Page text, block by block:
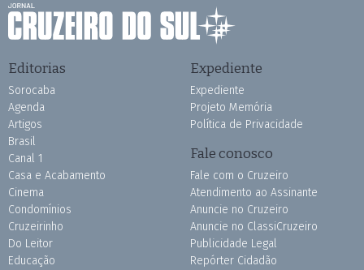
Editorias
Sorocaba
Agenda
Artigos
Brasil
Canal 1
Casa e Acabamento
Cinema
Condomínios
Cruzeirinho
Do Leitor
Educação
Expediente
Expediente
Projeto Memória
Política de Privacidade
Fale conosco
Fale com o Cruzeiro
Atendimento ao Assinante
Anuncie no Cruzeiro
Anuncie no ClassiCruzeiro
Publicidade Legal
Repórter Cidadão